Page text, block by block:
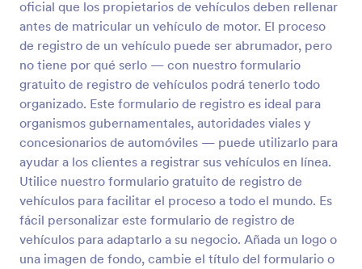
oficial que los propietarios de vehículos deben rellenar
antes de matricular un vehículo de motor. El proceso
de registro de un vehículo puede ser abrumador, pero
no tiene por qué serlo — con nuestro formulario
gratuito de registro de vehículos podrá tenerlo todo
organizado. Este formulario de registro es ideal para
organismos gubernamentales, autoridades viales y
concesionarios de automóviles — puede utilizarlo para
ayudar a los clientes a registrar sus vehículos en línea.
Utilice nuestro formulario gratuito de registro de
vehículos para facilitar el proceso a todo el mundo. Es
fácil personalizar este formulario de registro de
vehículos para adaptarlo a su negocio. Añada un logo o
una imagen de fondo, cambie el título del formulario o
Vista previa